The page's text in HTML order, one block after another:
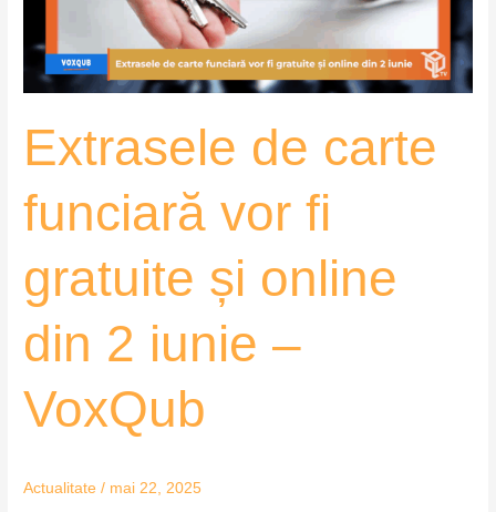
Extrasele de carte
funciară vor fi
gratuite și online
din 2 iunie –
VoxQub
Actualitate / mai 22, 2025
și
online
2
iunie
VoxQub